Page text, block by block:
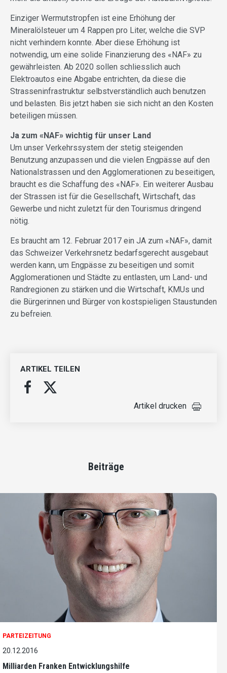
Einziger Wermutstropfen ist eine Erhöhung der
Mineralölsteuer um 4 Rappen pro Liter, welche die SVP
nicht verhindern konnte. Aber diese Erhöhung ist
notwendig, um eine solide Finanzierung des «NAF» zu
gewährleisten. Ab 2020 sollen schliesslich auch
Elektroautos eine Abgabe entrichten, da diese die
Strasseninfrastruktur selbstverständlich auch benutzen
und belasten. Bis jetzt haben sie sich nicht an den Kosten
beteiligen müssen.
Ja zum «NAF» wichtig für unser Land
Um unser Verkehrssystem der stetig steigenden
Benutzung anzupassen und die vielen Engpässe auf den
Nationalstrassen und den Agglomerationen zu beseitigen,
braucht es die Schaffung des «NAF». Ein weiterer Ausbau
der Strassen ist für die Gesellschaft, Wirtschaft, das
Gewerbe und nicht zuletzt für den Tourismus dringend
nötig.
Es braucht am 12. Februar 2017 ein JA zum «NAF», damit
das Schweizer Verkehrsnetz bedarfsgerecht ausgebaut
werden kann, um Engpässe zu beseitigen und somit
Agglomerationen und Städte zu entlasten, um Land- und
Randregionen zu stärken und die Wirtschaft, KMUs und
die Bürgerinnen und Bürger von kostspieligen Staustunden
zu befreien.
ARTIKEL TEILEN
Artikel drucken
Beiträge
PARTEIZEITUNG
20.12.2016
Milliarden Franken Entwicklungshilfe